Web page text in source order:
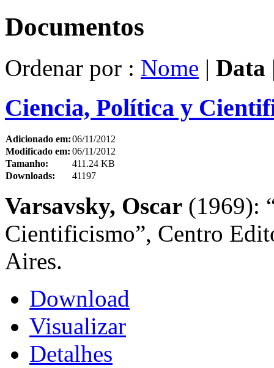
Documentos
Ordenar por : Nome | Data
Ciencia, Política y
Adicionado em:06/11/2012
Modificado em: 06/11/2012
Tamanho:
411.24 KB
Downloads:
41197
Varsavsky, Oscar (1969):
Cientificismo”, Centro
Aires.
Download
Visualizar
Detalhes